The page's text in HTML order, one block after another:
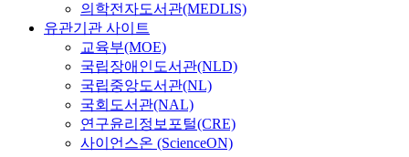
의학전자도서관(MEDLIS)
유관기관 사이트
교육부(MOE)
국립장애인도서관(NLD)
국립중앙도서관(NL)
국회도서관(NAL)
연구윤리정보포털(CRE)
사이언스온 (ScienceON)